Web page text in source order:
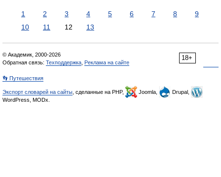
1 2 3 4 5 6 7 8
9
10
11 12 13
18+
© Академик, 2000-2026
Обратная связь: Техподдержка Реклама на сайте
👣 Путешествия
Экспорт словарей на сайты , сделанные на PHP, Joomla,
Drupal,
WordPress, MODx.